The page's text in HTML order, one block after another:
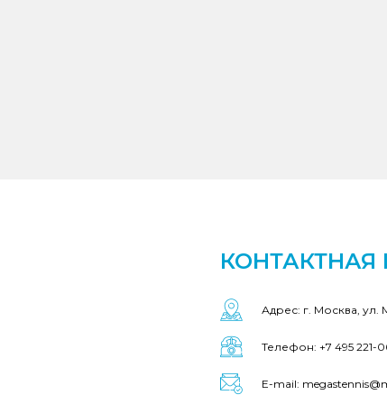
Адрес: г. Москва, ул.
Телефон: +7 495 221-
E-mail: